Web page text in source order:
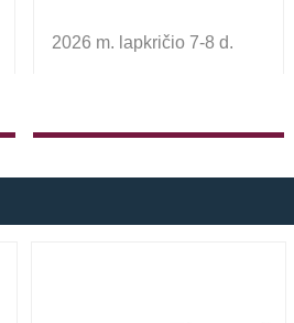
2026 m. lapkričio 7-8 d.